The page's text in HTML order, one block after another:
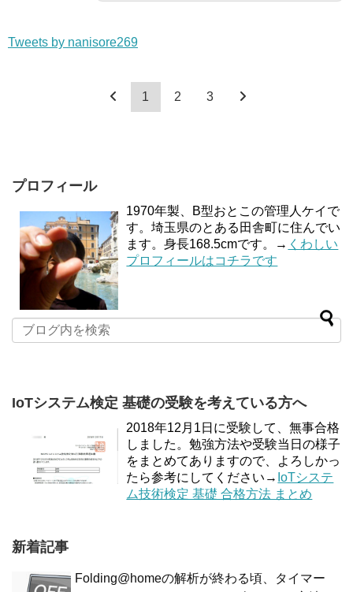
Tweets by nanisore269
1 2 3
プロフィール
1970年製、B型おとこの管理人ケイで
す。埼玉県のとある田舎町に住んでい
ます。身長168.5cmです。→ くわしい
プロフィールはコチラです
IoTシステム検定 基礎の受験を考えている方へ
2018年12月1日に受験して、無事合格
しました。勉強方法や受験当日の様子
をまとめてありますので、よろしかっ
たら参考にしてください→ IoTシステ
ム技術検定 基礎 合格方法 まとめ
新着記事
Folding@homeの解析が終わる頃、タイマー